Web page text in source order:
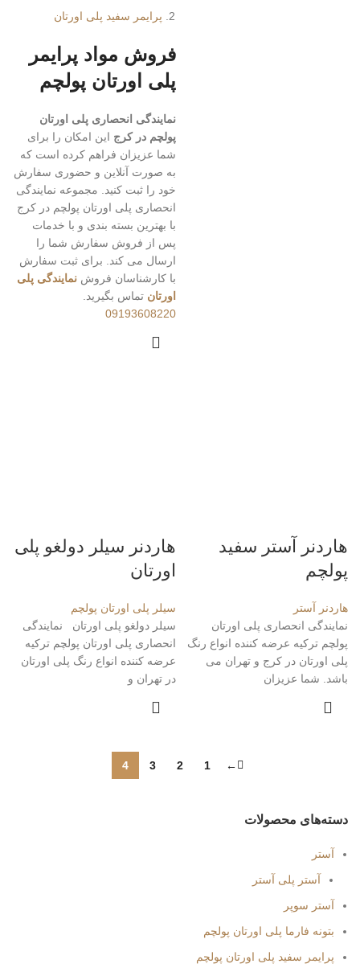
دسته‌های محصولات
آستر
آستر پلی آستر
آستر سوپر
بتونه فارما پلی اورتان پولچم
پرایمر سفید پلی اورتان پولچم
پرایمر سفید پلی اورتان
فروش مواد پرایمر
پلی اورتان پولچم
نمایندگی انحصاری پلی اورتان
پولچم در کرج این امکان را برای
شما عزیزان فراهم کرده است که
به صورت آنلاین و حضوری سفارش
خود را ثبت کنید. مجموعه نمایندگی
انحصاری پلی اورتان پولچم در کرج
با بهترین بسته بندی و با خدمات
پس از فروش سفارش شما را
ارسال می کند. برای ثبت سفارش
با کارشناسان فروش نمایندگی پلی
اورتان تماس بگیرید.
09193608220
هاردنر آستر سفید
پولچم
هاردنر آستر
نمایندگی انحصاری پلی اورتان
پولچم ترکیه عرضه کننده انواع رنگ
پلی اورتان در کرج و تهران می
باشد. شما عزیزان
هاردنر سیلر دولغو پلی
اورتان
سیلر پلی اورتان پولچم
سیلر دولغو پلی اورتان نمایندگی
انحصاری پلی اورتان پولچم ترکیه
عرضه کننده انواع رنگ پلی اورتان
در تهران و
←
1
2
3
4